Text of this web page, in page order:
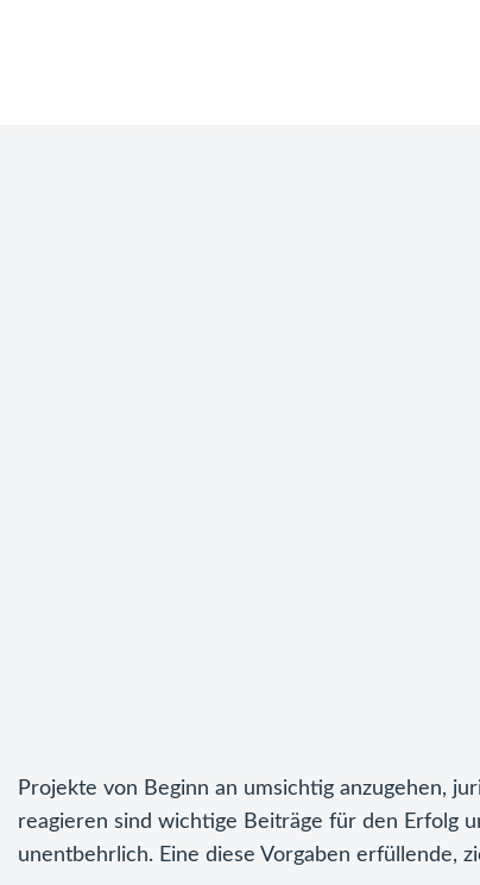
Projekte von Beginn an umsichtig anzugehen,
reagieren sind wichtige Beiträge für den Erfolg
unentbehrlich. Eine diese Vorgaben erfüllende,